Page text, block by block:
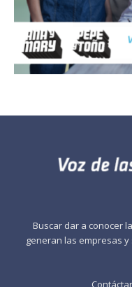
Buscar dar a conocer
generan las empresas